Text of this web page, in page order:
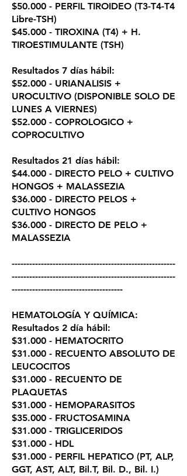
$50.000 - PERFIL TIROIDEO (T3-T4-T4
Libre-TSH)
$45.000 - TIROXINA (T4) + H.
TIROESTIMULANTE (TSH)
Resultados 7 días hábil:
$52.000 - URIANALISIS +
UROCULTIVO (DISPONIBLE SOLO DE
LUNES A VIERNES)
$52.000 - COPROLOGICO +
COPROCULTIVO
Resultados 21 días hábil:
$44.000 - DIRECTO PELO + CULTIVO
HONGOS + MALASSEZIA
$36.000 - DIRECTO PELOS +
CULTIVO HONGOS
$36.000 - DIRECTO DE PELO +
MALASSEZIA
--------------------------------------------------------
--------------------------------------------------------
--------------------------------------
HEMATOLOGÍA Y QUÍMICA:
Resultados 2 día hábil:
$31.000 - HEMATOCRITO
$31.000 - RECUENTO ABSOLUTO DE
LEUCOCITOS
$31.000 - RECUENTO DE
PLAQUETAS
$31.000 - HEMOPARASITOS
$35.000 - FRUCTOSAMINA
$31.000 - TRIGLICERIDOS
$31.000 - HDL
$31.000 - PERFIL HEPATICO (PT, ALP,
GGT, AST, ALT, Bil.T, Bil. D., Bil. I.)